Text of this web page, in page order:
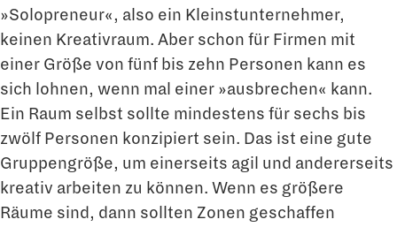
»Solopreneur«, also ein Kleinstunternehmer,
keinen Kreativraum. Aber schon für Fir­men mit
einer Größe von fünf bis zehn Personen kann es
sich lohnen, wenn mal einer »ausbrechen« kann.
Ein Raum selbst sollte mindestens für sechs bis
zwölf Personen konzipiert sein. Das ist eine gute
Gruppengröße, um einerseits agil und andererseits
kreativ arbeiten zu können. Wenn es größere
Räume sind, dann sollten Zonen geschaf­fen